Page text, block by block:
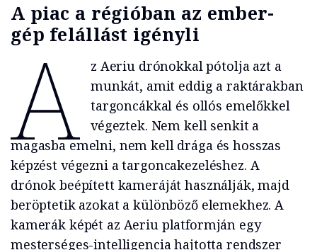
A piac a régióban az ember-
gép felállást igényli
A
z Aeriu drónokkal pótolja azt a
munkát, amit eddig a raktárakban
targoncákkal és ollós emelőkkel
végeztek. Nem kell senkit a
magasba emelni, nem kell drága és hosszas
képzést végezni a targoncakezeléshez. A
drónok beépített kameráját használják, majd
beröptetik azokat a különböző elemekhez. A
kamerák képét az Aeriu platformján egy
mesterséges-intelligencia hajtotta rendszer